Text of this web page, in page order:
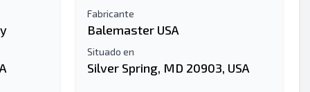
Fabricante
Balemaster USA
Situado en
Silver Spring, MD 20903, USA